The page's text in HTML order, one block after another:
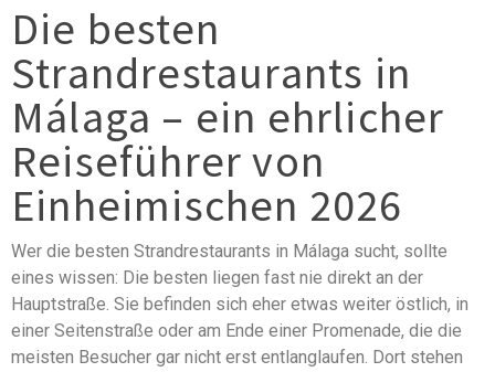
Die besten
Strandrestaurants in
Málaga – ein ehrlicher
Reiseführer von
Einheimischen 2026
Wer die besten Strandrestaurants in Málaga sucht, sollte
eines wissen: Die besten liegen fast nie direkt an der
Hauptstraße. Sie befinden sich eher etwas weiter östlich, in
einer Seitenstraße oder am Ende einer Promenade, die die
meisten Besucher gar nicht erst entlanglaufen. Dort stehen